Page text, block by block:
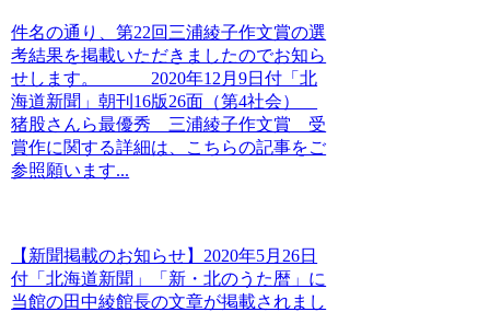
件名の通り、第22回三浦綾子作文賞の選
考結果を掲載いただきましたのでお知ら
せします。 2020年12月9日付「北
海道新聞」朝刊16版26面（第4社会）
猪股さんら最優秀 三浦綾子作文賞 受
賞作に関する詳細は、こちらの記事をご
参照願います...
【新聞掲載のお知らせ】2020年5月26日
付「北海道新聞」「新・北のうた暦」に
当館の田中綾館長の文章が掲載されまし